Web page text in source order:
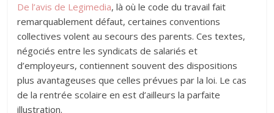
De l’avis de Legimedia, là où le code du travail fait
remarquablement défaut, certaines conventions
collectives volent au secours des parents. Ces textes,
négociés entre les syndicats de salariés et
d’employeurs, contiennent souvent des dispositions
plus avantageuses que celles prévues par la loi. Le cas
de la rentrée scolaire en est d’ailleurs la parfaite
illustration.